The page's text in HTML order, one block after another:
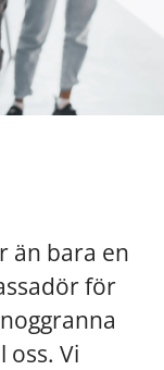
än bara en
för
oss. Vi